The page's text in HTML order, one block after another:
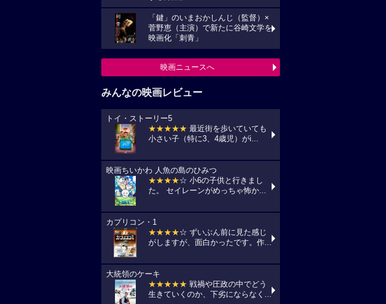
「鍵」のいまおかしんじ（監督）×
菅野恵（主演）で新たに谷崎文学を
映画化「刺青」
映画ニュースへ
みんなの映画レビュー
トイ・ストーリー5
★★★★★ 最近街を歩いていても
小さい子（特に3、4歳児）がi...
映画ちいかわ 人魚の島のひみつ
★★★★☆ 小6の子供と行きまし
た。 セイレーンがめっちゃ怖か...
カプリコン・1
★★★★☆ ずいぶん前に見た感じ
がしますが、面白かったです。作...
大統領のケーキ
★★★★★ 戦禍や圧政の中でどう
生きていくのか、下劣にならなく...